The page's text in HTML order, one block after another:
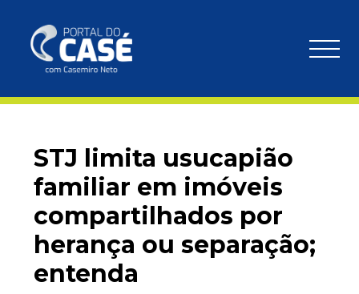
STJ limita usucapião
familiar em imóveis
compartilhados por
herança ou separação;
entenda